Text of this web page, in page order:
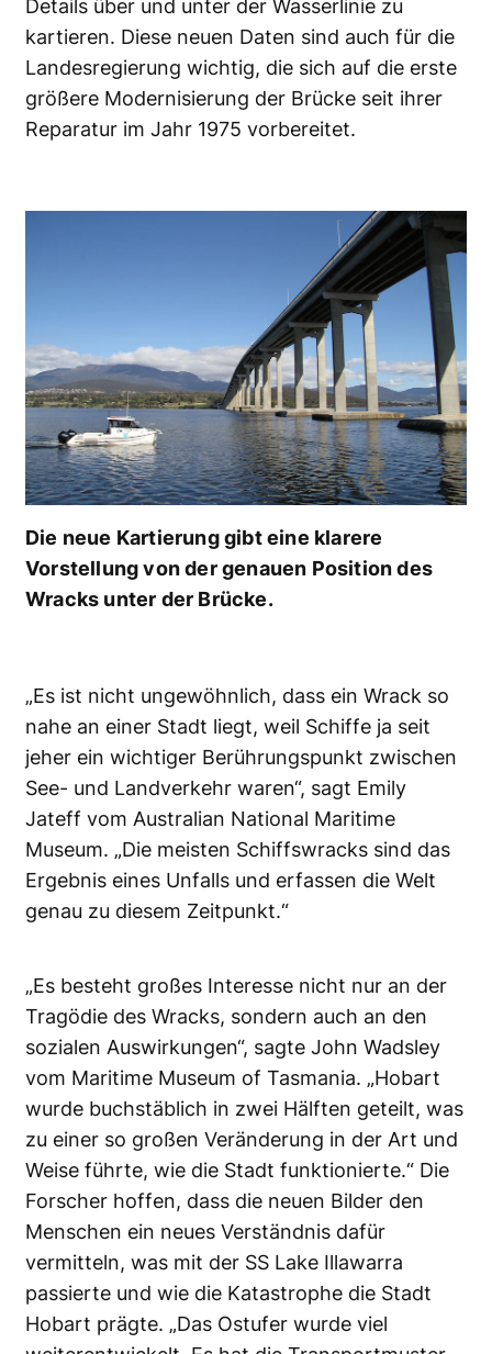
Details über und unter der Wasserlinie zu
kartieren. Diese neuen Daten sind auch für die
Landesregierung wichtig, die sich auf die erste
größere Modernisierung der Brücke seit ihrer
Reparatur im Jahr 1975 vorbereitet.
Die neue Kartierung gibt eine klarere
Vorstellung von der genauen Position des
Wracks unter der Brücke.
„Es ist nicht ungewöhnlich, dass ein Wrack so
nahe an einer Stadt liegt, weil Schiffe ja seit
jeher ein wichtiger Berührungspunkt zwischen
See- und Landverkehr waren“, sagt Emily
Jateff vom Australian National Maritime
Museum. „Die meisten Schiffswracks sind das
Ergebnis eines Unfalls und erfassen die Welt
genau zu diesem Zeitpunkt.“
„Es besteht großes Interesse nicht nur an der
Tragödie des Wracks, sondern auch an den
sozialen Auswirkungen“, sagte John Wadsley
vom Maritime Museum of Tasmania. „Hobart
wurde buchstäblich in zwei Hälften geteilt, was
zu einer so großen Veränderung in der Art und
Weise führte, wie die Stadt funktionierte.“ Die
Forscher hoffen, dass die neuen Bilder den
Menschen ein neues Verständnis dafür
vermitteln, was mit der SS Lake Illawarra
passierte und wie die Katastrophe die Stadt
Hobart prägte. „Das Ostufer wurde viel